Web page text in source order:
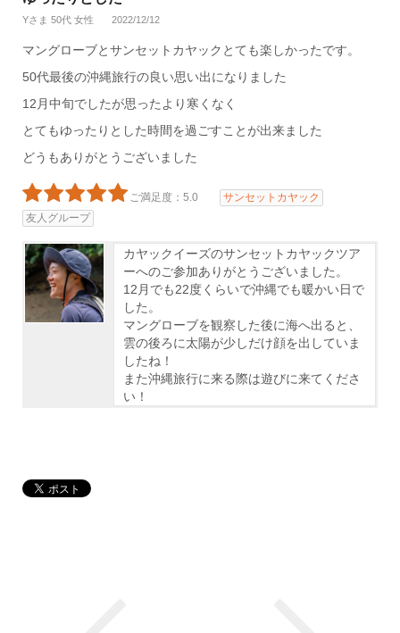
Yさま 50代 女性 2022/12/12
マングローブとサンセットカヤックとても楽しかったです。
50代最後の沖縄旅行の良い思い出になりました
12月中旬でしたが思ったより寒くなく
とてもゆったりとした時間を過ごすことが出来ました
どうもありがとうございました
ご満足度：5.0
サンセットカヤック
友人グループ
カヤックイーズのサンセットカヤックツア
ーへのご参加ありがとうございました。
12月でも22度くらいで沖縄でも暖かい日で
した。
マングローブを観察した後に海へ出ると、
雲の後ろに太陽が少しだけ顔を出していま
したね！
また沖縄旅行に来る際は遊びに来てくださ
い！